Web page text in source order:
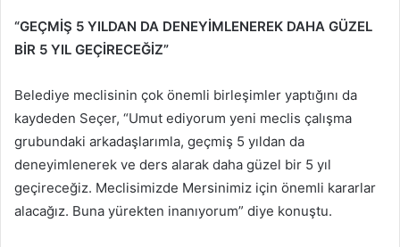
“GEÇMİŞ 5 YILDAN DA DENEYİMLENEREK DAHA GÜZEL
BİR 5 YIL GEÇİRECEĞİZ”
Belediye meclisinin çok önemli birleşimler yaptığını da
kaydeden Seçer, “Umut ediyorum yeni meclis çalışma
grubundaki arkadaşlarımla, geçmiş 5 yıldan da
deneyimlenerek ve ders alarak daha güzel bir 5 yıl
geçireceğiz. Meclisimizde Mersinimiz için önemli kararlar
alacağız. Buna yürekten inanıyorum” diye konuştu.